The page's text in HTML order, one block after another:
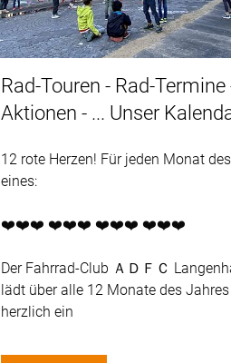
Rad-Touren - Rad-Termine
Aktionen - ... Unser
12 rote Herzen! Für jeden Monat
eines:
❤️❤️❤️ ❤️❤️❤️ ❤️❤️❤️ ❤️❤️❤️
Der Fahrrad-Club ＡＤＦＣ
lädt über alle 12 Monate des
herzlich ein